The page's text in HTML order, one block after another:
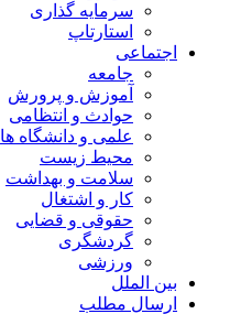
سرمایه گذاری
استارتاپ
اجتماعی
جامعه
آموزش و پرورش
حوادث و انتظامی
علمی و دانشگاه ها
محیط زیست
سلامت و بهداشت
کار و اشتغال
حقوقی و قضایی
گردشگری
ورزشی
بین الملل
ارسال مطلب